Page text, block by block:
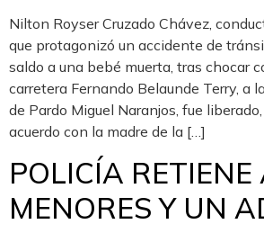
Nilton Royser Cruzado Chávez,
que protagonizó un accidente de
saldo a una bebé muerta, tras chocar
carretera Fernando Belaunde Terry, a
de Pardo Miguel Naranjos, fue
acuerdo con la madre de la […]
POLICÍA RETIENE
MENORES Y UN